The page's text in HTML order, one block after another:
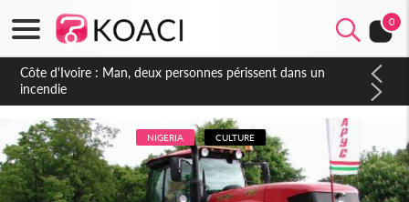
0
Côte d'Ivoire : Séileu, la célébration de la fête nationale
transformée en vaste campagne contre les produits
dépigmentants dangereux
NIGERIA CULTURE